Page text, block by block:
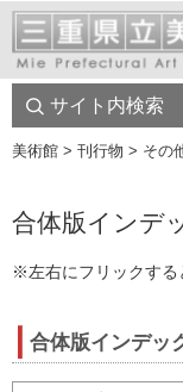
サイト内検索
美術館 > 刊行物 > その
合体版インデ
※左右にフリックする
合体版インデ